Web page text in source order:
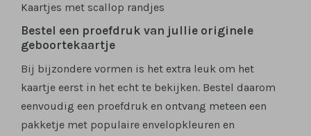
Kaartjes met scallop randjes
Bestel een proefdruk van jullie originele
geboortekaartje
Bij bijzondere vormen is het extra leuk om het
kaartje eerst in het echt te bekijken. Bestel daarom
eenvoudig een proefdruk en ontvang meteen een
pakketje met populaire envelopkleuren en